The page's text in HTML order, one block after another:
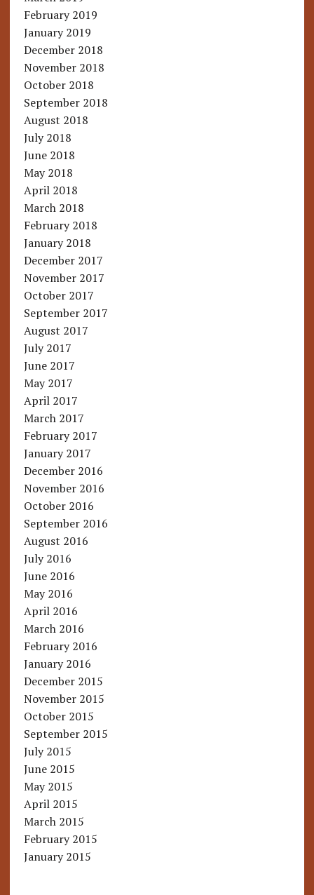
February 2019
January 2019
December 2018
November 2018
October 2018
September 2018
August 2018
July 2018
June 2018
May 2018
April 2018
March 2018
February 2018
January 2018
December 2017
November 2017
October 2017
September 2017
August 2017
July 2017
June 2017
May 2017
April 2017
March 2017
February 2017
January 2017
December 2016
November 2016
October 2016
September 2016
August 2016
July 2016
June 2016
May 2016
April 2016
March 2016
February 2016
January 2016
December 2015
November 2015
October 2015
September 2015
July 2015
June 2015
May 2015
April 2015
March 2015
February 2015
January 2015